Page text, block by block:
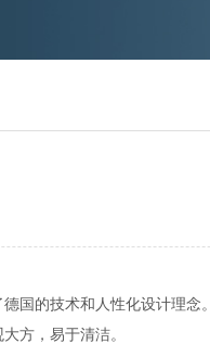
国的技术和人性化设计理念。
方，易于清洁。